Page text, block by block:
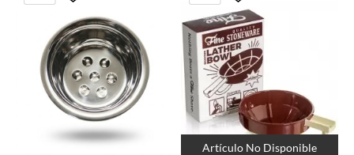
Artículo No Disponible